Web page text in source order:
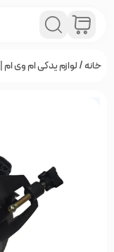
خانه/لوازم یدکی ام وی ام | MVM